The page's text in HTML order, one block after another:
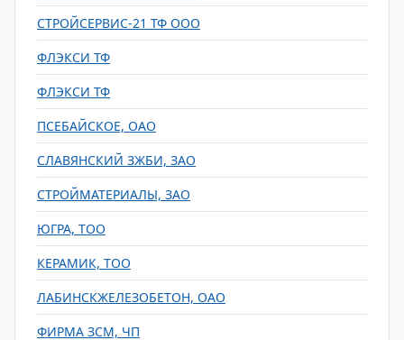
СТРОЙСЕРВИС-21 ТФ ООО
ФЛЭКСИ ТФ
ФЛЭКСИ ТФ
ПСЕБАЙСКОЕ, ОАО
СЛАВЯНСКИЙ ЗЖБИ, ЗАО
СТРОЙМАТЕРИАЛЫ, ЗАО
ЮГРА, ТОО
КЕРАМИК, ТОО
ЛАБИНСКЖЕЛЕЗОБЕТОН, ОАО
ФИРМА ЗСМ, ЧП